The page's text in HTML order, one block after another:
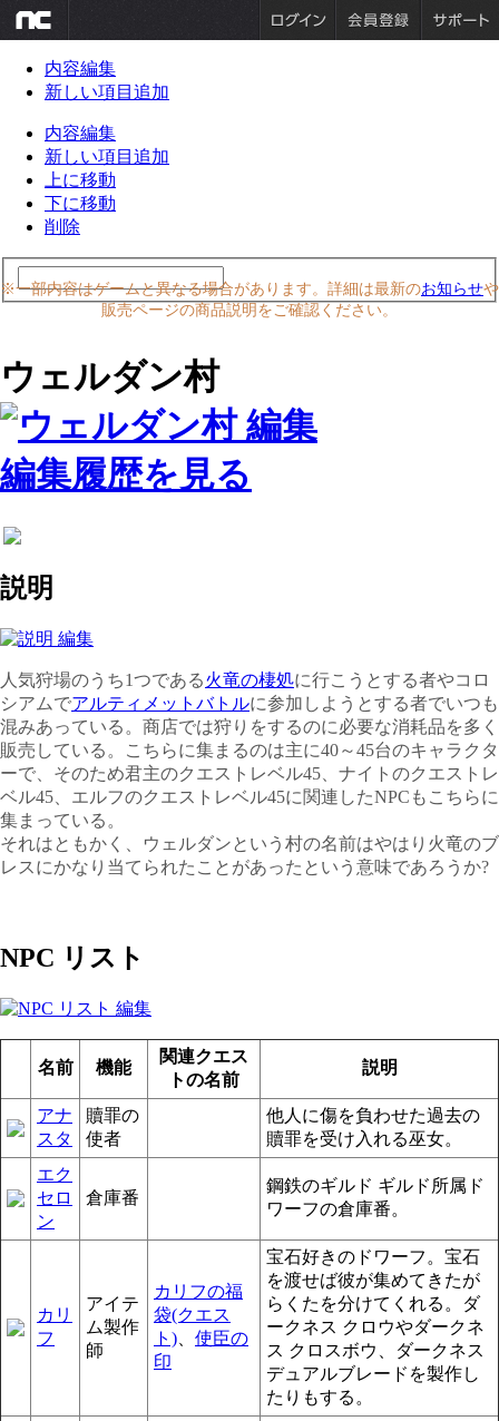
内容編集
新しい項目追加
内容編集
新しい項目追加
上に移動
下に移動
削除
※一部内容はゲームと異なる場合があります。詳細は最新のお知らせや
販売ページの商品説明をご確認ください。
ウェルダン村
編集履歴を見る
説明
人気狩場のうち1つである火竜の棲処に行こうとする者やコロ
シアムでアルティメットバトルに参加しようとする者でいつも
混みあっている。商店では狩りをするのに必要な消耗品を多く
販売している。こちらに集まるのは主に40～45台のキャラクタ
ーで、そのため君主のクエストレベル45、ナイトのクエストレ
ベル45、エルフのクエストレベル45に関連したNPCもこちらに
集まっている。
それはともかく、ウェルダンという村の名前はやはり火竜のブ
レスにかなり当てられたことがあったという意味であろうか?
NPC リスト
名前 機能
関連クエス
トの名前
説明
アナ
スタ
贖罪の
使者
他人に傷を負わせた過去の
贖罪を受け入れる巫女。
エク
セロ
ン
倉庫番
鋼鉄のギルド ギルド所属ド
ワーフの倉庫番。
カリ
フ
アイテ
ム製作
師
カリフの福
袋(クエス
ト)
使臣の
印
宝石好きのドワーフ。宝石
を渡せば彼が集めてきたが
らくたを分けてくれる。ダ
ークネス クロウやダークネ
ス クロスボウ、ダークネス
デュアルブレードを製作し
たりもする。